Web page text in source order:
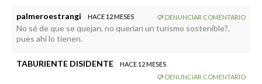
contactos con propietarios, no uso plataformas, vengo en
barco con coche y consumo y compro en la isla. Todo el dinero
que gasto, excepto el billete va a manos palmeras. No sé
No somos “turismo ortoxo” , pero venimos….. y nunca he usado
palmeroestrangi HACE 12 MESES DENUNCIAR COMENTARIO
No sé de que se quejan, no querían un turismo sostenible?,
pues ahí lo tienen.
TABURIENTE DISIDENTE
HACE 12 MESES
DENUNCIAR COMENTARIO